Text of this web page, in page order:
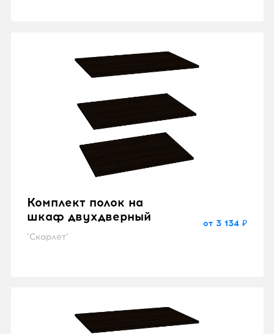
Комплект полок на
шкаф двухдверный
"Скарлет"
от 3 134 ₽